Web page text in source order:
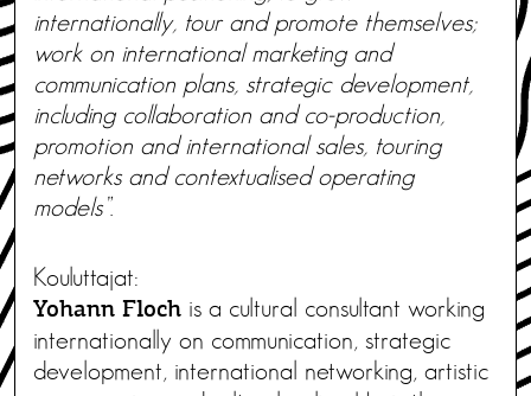
internationally, tour and promote themselves;
work on international marketing and
communication plans, strategic development,
including collaboration and co-production,
promotion and international sales, touring
networks and contextualised operating
models”.
Kouluttajat:
Yohann Floch is a cultural consultant working
internationally on communication, strategic
development, international networking, artistic